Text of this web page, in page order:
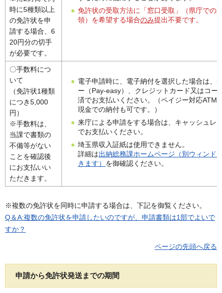
時に5種類以上
の免許状を申
請する場合、6
20円分の切手
が必要です。
免許状の受取方法に「窓口受取」（県庁での
領）を希望する場合のみ提出不要です。
〇手数料につ
いて
（免許状1種類
につき5,000
円）
※手数料は、
当課で書類の
不備等がない
ことを確認後
にお支払いい
ただきます。
電子申請時に、電子納付を選択した場合は、
ー（Pay-easy）、クレジットカード又はコー
済でお支払いください。（ペイジー対応ATM
現金での納付も可です。）
来庁による申請をする場合は、キャッシュレ
でお支払いください。
埼玉県収入証紙は使用できません。
詳細は出納総務課ホームページ（別ウィンド
きます） を御確認ください。
※複数の免許状を同時に申請する場合は、下記を御覧ください。
Q＆A:複数の免許状を申請したいのですが、申請書類は1部でよいで
すか？
ページの先頭へ戻る
申請から免許状発送までの期間